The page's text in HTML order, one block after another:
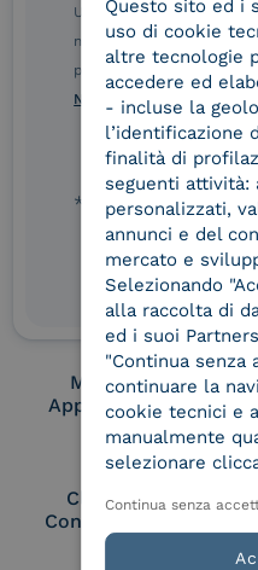
Conservatore
qualificato
UNI EN ISO 9001
UNI EN ISO 27017
Membro Adobe
Approved Trust List
Cloud Signature
Consortium Member
Ulteriori informazioni sulle
nelle Norme di tutela della
presente modulo, dichiaro
Norme di tutela della
* campo
Questo sito ed i
uso di cookie
altre tecnologie
accedere ed
- incluse la
l’identificazione
finalità di
seguenti attività:
personalizzati,
annunci e del
mercato e
Selezionando
alla raccolta di
ed i suoi
"Continua senza
continuare la
cookie tecnici e
manualmente
selezionare
Continua senza